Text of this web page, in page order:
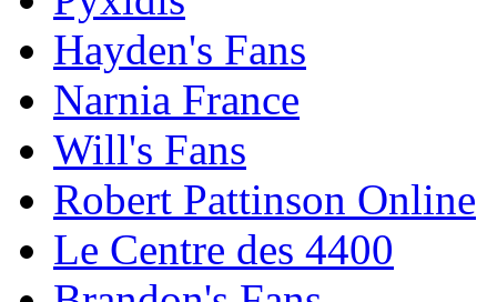
Hayden's Fans
Narnia France
Will's Fans
Robert Pattinson Online
Le Centre des 4400